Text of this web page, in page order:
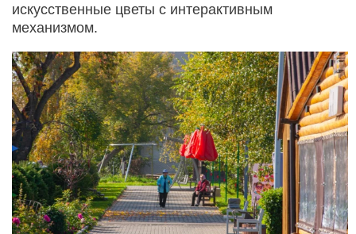
искусственные цветы с интерактивным
механизмом.